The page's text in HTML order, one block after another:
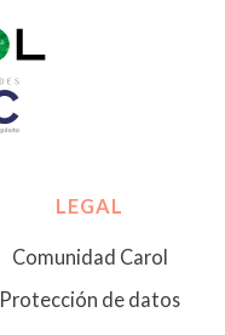
LEGAL
Comunidad Carol
Protección de datos